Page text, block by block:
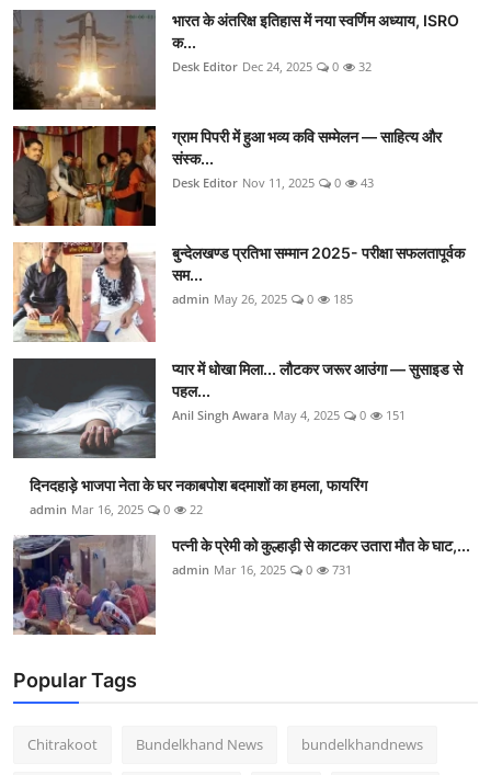
भारत के अंतरिक्ष इतिहास में नया स्वर्णिम अध्याय, ISRO
क...
Desk Editor Dec 24, 2025 0 32
ग्राम पिपरी में हुआ भव्य कवि सम्मेलन — साहित्य और
संस्क...
Desk Editor Nov 11, 2025 0 43
बुन्देलखण्ड प्रतिभा सम्मान 2025- परीक्षा सफलतापूर्वक
सम...
admin May 26, 2025 0 185
प्यार में धोखा मिला... लौटकर जरूर आउंगा — सुसाइड से
पहल...
Anil Singh Awara May 4, 2025 0 151
दिनदहाड़े भाजपा नेता के घर नकाबपोश बदमाशों का हमला, फायरिंग
admin Mar 16, 2025 0 22
पत्नी के प्रेमी को कुल्हाड़ी से काटकर उतारा मौत के घाट,...
admin Mar 16, 2025 0 731
Popular Tags
Chitrakoot Bundelkhand News bundelkhandnews